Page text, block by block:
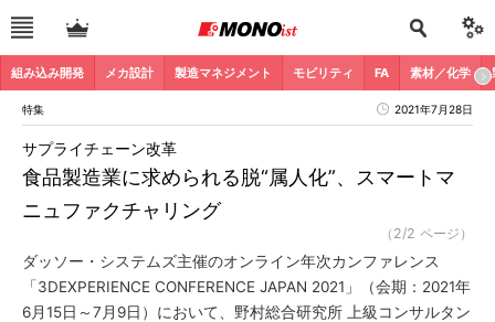
組み込み開発 メカ設計 製造マネジメント モビリティ FA 素材／化学
特集 2021年7月28日
食品製造業に求められる脱“属人化”、スマートマ
ニュファクチャリング
サプライチェーン改革
（2/2 ページ）
ダッソー・システムズ主催のオンライン年次カンファレンス
「3DEXPERIENCE CONFERENCE JAPAN 2021」（会期：2021年
6月15日～7月9日）において、野村総合研究所 上級コンサルタン